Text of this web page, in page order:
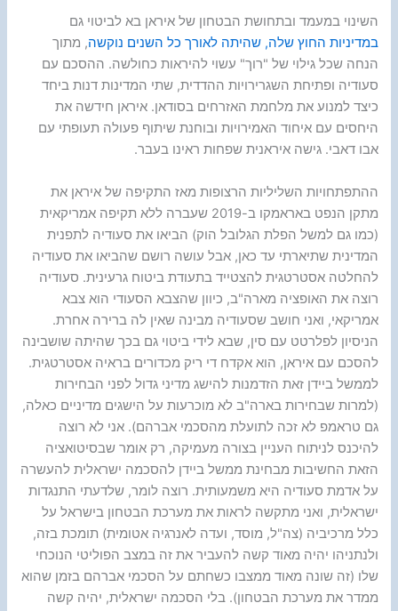
השינוי במעמד ובתחושת הבטחון של איראן בא לביטוי גם
במדיניות החוץ שלה, שהיתה לאורך כל השנים נוקשה, מתוך
הנחה שכל גילוי של "רוך" עשוי להיראות כחולשה. ההסכם עם
סעודיה ופתיחת השגרירויות ההדדית, שתי המדינות דנות ביחד
כיצד למנוע את מלחמת האזרחים בסודאן. איראן חידשה את
היחסים עם איחוד האמירויות ובוחנת שיתוף פעולה תעופתי עם
אבו דאבי. גישה איראנית שפחות ראינו בעבר.
ההתפתחויות השליליות הרצופות מאז התקיפה של איראן את
מתקן הנפט באראמקו ב-2019 שעברה ללא תקיפה אמריקאית
(כמו גם למשל הפלת הגלובל הוק) הביאו את סעודיה לתפנית
המדינית שתיארתי עד כאן, אבל עושה רושם שהביאו את סעודיה
להחלטה אסטרטגית להצטייד בתעודת ביטוח גרעינית. סעודיה
רוצה את האופציה מארה"ב, כיוון שהצבא הסעודי הוא צבא
אמריקאי, ואני חושב שסעודיה מבינה שאין לה ברירה אחרת.
הניסיון לפלרטט עם סין, שבא לידי ביטוי גם בכך שהיתה שושבינה
להסכם עם איראן, הוא אקדח די ריק מכדורים בראיה אסטרטגית.
לממשל ביידן זאת הזדמנות להישג מדיני גדול לפני הבחירות
(למרות שבחירות בארה"ב לא מוכרעות על הישגים מדיניים כאלה,
גם טראמפ לא זכה לתועלת מהסכמי אברהם). אני לא רוצה
להיכנס לניתוח העניין בצורה מעמיקה, רק אומר שבסיטואציה
הזאת החשיבות מבחינת ממשל ביידן להסכמה ישראלית להעשרה
על אדמת סעודיה היא משמעותית. רוצה לומר, שלדעתי התנגדות
ישראלית, ואני מתקשה לראות את מערכת הבטחון בישראל על
כלל מרכיביה (צה"ל, מוסד, ועדה לאנרגיה אטומית) תומכת בזה,
ולנתניהו יהיה מאוד קשה להעביר את זה במצב הפוליטי הנוכחי
שלו (זה שונה מאוד ממצבו כשחתם על הסכמי אברהם בזמן שהוא
ממדר את מערכת הבטחון). בלי הסכמה ישראלית, יהיה קשה